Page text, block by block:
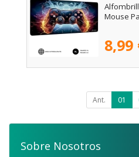
Mouse
8,99
Ant. 01
Sobre Nosotros